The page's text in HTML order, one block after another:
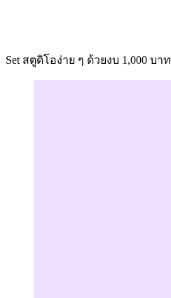
Set สตูดิโอง่าย ๆ ด้วยงบ 1,000 บาท